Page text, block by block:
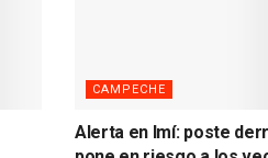
CAMPECHE
Alerta en Imí: poste